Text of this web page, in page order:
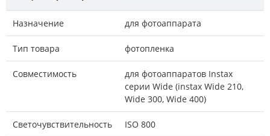
Назначение для фотоаппарата
Тип товара фотопленка
Совместимость
для фотоаппаратов Instax
серии Wide (instax Wide 210,
Wide 300, Wide 400)
Светочувствительность ISO 800